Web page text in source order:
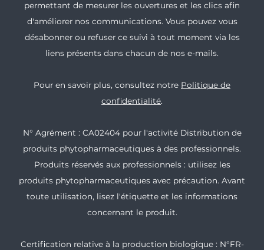
permettant de mesurer les ouvertures et les clics afin
d'améliorer nos communications. Vous pouvez vous
désabonner ou refuser ce suivi à tout moment via les
liens présents dans chacun de nos e-mails.
Pour en savoir plus, consultez notre Politique de
confidentialité.
N° Agrément : CA02404 pour l'activité Distribution de
produits phytopharmaceutiques à des professionnels.
Produits réservés aux professionnels : utilisez les
produits phytopharmaceutiques avec précaution. Avant
toute utilisation, lisez l'étiquette et les informations
concernant le produit.
Certification relative à la production biologique : N°FR-